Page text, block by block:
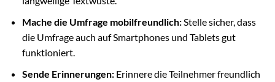
Mache die Umfrage mobilfreundlich:Stelle sicher, dass
die Umfrage auch auf Smartphones und Tablets gut
funktioniert.
Sende Erinnerungen:Erinnere die Teilnehmer freundlich